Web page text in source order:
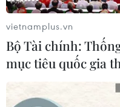
vietnamplus.vn
Bộ Tài chính:
mục tiêu quốc gia